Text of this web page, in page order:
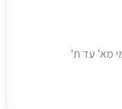
מא’ עד ת’